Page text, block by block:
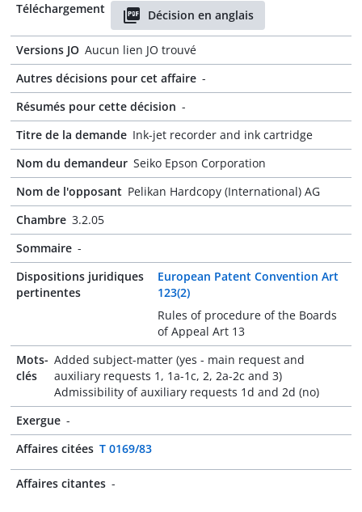
Téléchargement
Décision en anglais
Versions JO Aucun lien JO trouvé
Autres décisions pour cet affaire -
Résumés pour cette décision -
Titre de la demande Ink-jet recorder and ink cartridge
Nom du demandeur Seiko Epson Corporation
Nom de l'opposant Pelikan Hardcopy (International) AG
Chambre 3.2.05
Sommaire -
Dispositions juridiques
pertinentes
European Patent Convention Art
123(2)
Rules of procedure of the Boards
of Appeal Art 13
Mots-
clés
Added subject-matter (yes - main request and
auxiliary requests 1, 1a-1c, 2, 2a-2c and 3)
Admissibility of auxiliary requests 1d and 2d (no)
Exergue -
Affaires citées T 0169/83
Affaires citantes -